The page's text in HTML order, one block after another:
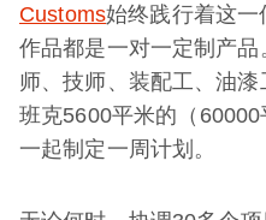
Customs始终践行着这一
作品都是一对一定制产
师、技师、装配工、油
班克5600平米的（60000
一起制定一周计划。